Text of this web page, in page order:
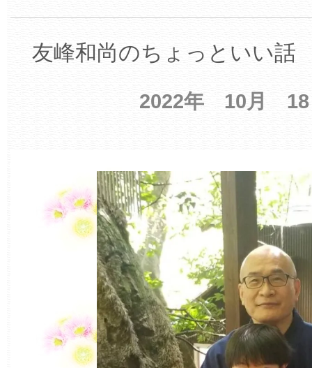
友峰和尚のちょっといい話
2022年 10月